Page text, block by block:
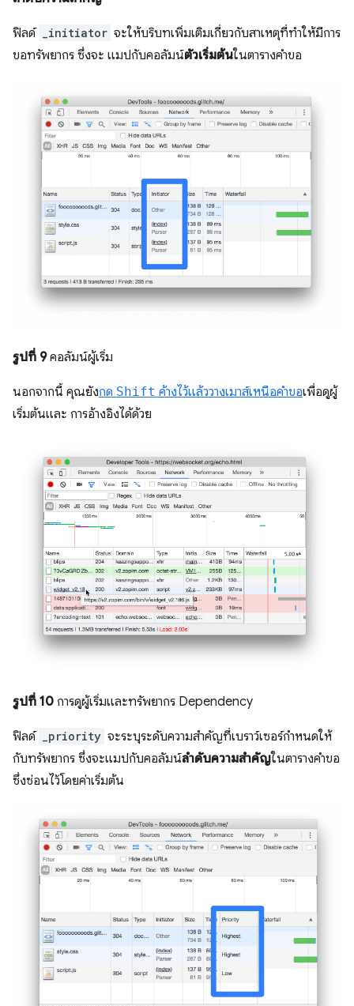
ฟิลด์ _initiator จะให้บริบทเพิ่มเติมเกี่ยวกับสาเหตุที่ทำให้มีการ
ขอทรัพยากร ซึ่งจะ แมปกับคอลัมน์ตัวเริ่มต้นในตารางคำขอ
รูปที่ 9คอลัมน์ผู้เริ่ม
นอกจากนี้ คุณยังกด Shift ค้างไว้แล้ววางเมาส์เหนือคำขอเพื่อดูผู้
เริ่มต้นและ การอ้างอิงได้ด้วย
รูปที่ 10 การดูผู้เริ่มและทรัพยากร Dependency
ฟิลด์ _priority จะระบุระดับความสำคัญที่เบราว์เซอร์กำหนดให้
กับทรัพยากร ซึ่งจะแมปกับคอลัมน์ลำดับความสำคัญในตารางคำขอ
ซึ่งซ่อนไว้โดยค่าเริ่มต้น